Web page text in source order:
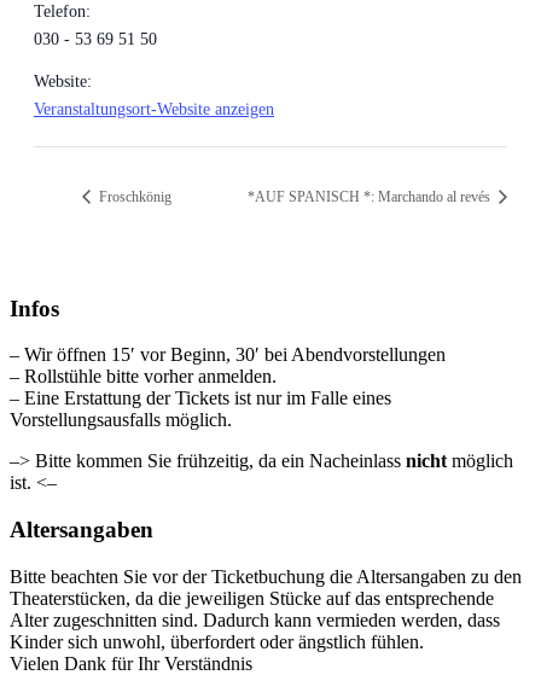
Telefon:
030 - 53 69 51 50
Website:
Veranstaltungsort-Website anzeigen
Froschkönig *AUF SPANISCH *: Marchando al revés
Infos
– Wir öffnen 15′ vor Beginn, 30′ bei Abendvorstellungen
– Rollstühle bitte vorher anmelden.
– Eine Erstattung der Tickets ist nur im Falle eines
Vorstellungsausfalls möglich.
–> Bitte kommen Sie frühzeitig, da ein Nacheinlass nicht möglich
ist. <–
Altersangaben
Bitte beachten Sie vor der Ticketbuchung die Altersangaben zu den
Theaterstücken, da die jeweiligen Stücke auf das entsprechende
Alter zugeschnitten sind. Dadurch kann vermieden werden, dass
Kinder sich unwohl, überfordert oder ängstlich fühlen.
Vielen Dank für Ihr Verständnis